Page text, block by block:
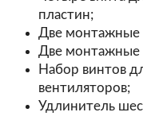
пластин;
Две монтажные
Две монтажные
Набор винтов
вентиляторов;
Удлинитель